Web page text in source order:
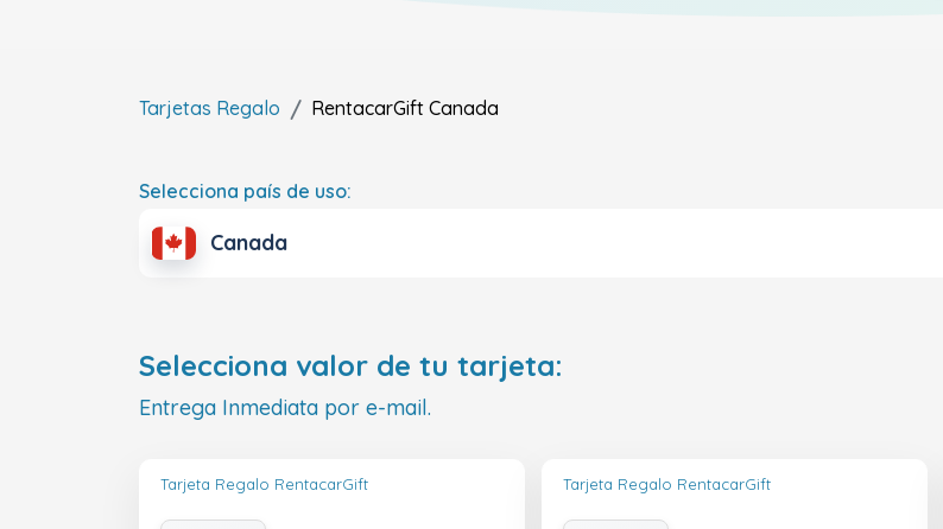
Tarjetas Regalo RentacarGift Canada
Selecciona país de uso:
Canada
Selecciona valor de tu tarjeta:
Entrega Inmediata por e-mail.
Tarjeta Regalo RentacarGift Tarjeta Regalo RentacarGift